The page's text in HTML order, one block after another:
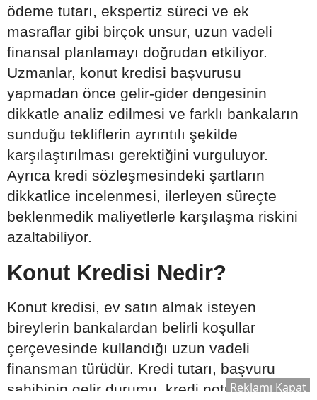
ödeme tutarı, ekspertiz süreci ve ek
masraflar gibi birçok unsur, uzun vadeli
finansal planlamayı doğrudan etkiliyor.
Uzmanlar, konut kredisi başvurusu
yapmadan önce gelir-gider dengesinin
dikkatle analiz edilmesi ve farklı bankaların
sunduğu tekliflerin ayrıntılı şekilde
karşılaştırılması gerektiğini vurguluyor.
Ayrıca kredi sözleşmesindeki şartların
dikkatlice incelenmesi, ilerleyen süreçte
beklenmedik maliyetlerle karşılaşma riskini
azaltabiliyor.
Konut Kredisi Nedir?
Konut kredisi, ev satın almak isteyen
bireylerin bankalardan belirli koşullar
çerçevesinde kullandığı uzun vadeli
finansman türüdür. Kredi tutarı, başvuru
sahibinin gelir durumu, kredi notu ve satın
Reklamı Kapat